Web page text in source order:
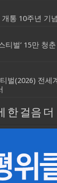
통 10주년 기
티벌’ 15만 청
벌(2026) 전
한 걸음 더